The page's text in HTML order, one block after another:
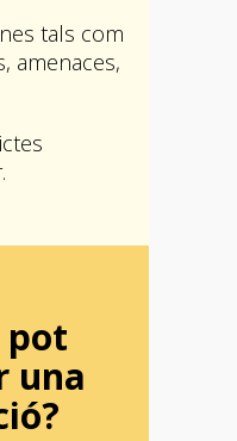
tals com
amenaces,
pot
una